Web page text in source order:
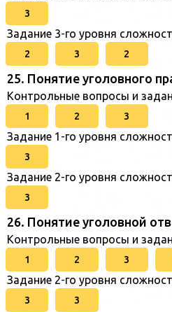
3
Задание 3-го уровня
2 3 2
25. Понятие уголовного
Контрольные вопросы и
1 2 3
Задание 1-го уровня
3
Задание 2-го уровня
3
26. Понятие уголовной
Контрольные вопросы и
1 2 3
Задание 2-го уровня
3 3